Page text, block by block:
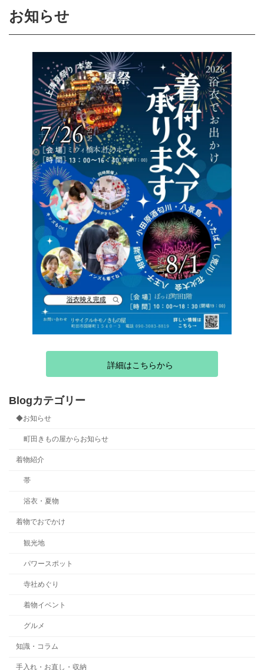
お知らせ
詳細はこちらから
Blogカテゴリー
◆お知らせ
町田きもの屋からお知らせ
着物紹介
帯
浴衣・夏物
着物でおでかけ
観光地
パワースポット
寺社めぐり
着物イベント
グルメ
知識・コラム
手入れ・お直し・収納